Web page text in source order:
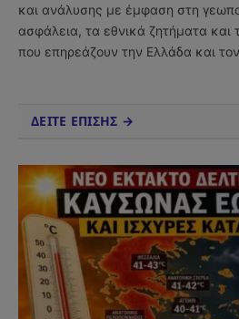
και ανάλυσης με έμφαση στη
ασφάλεια, τα εθνικά ζητήματα και
που επηρεάζουν την Ελλάδα και
ΔΕΙΤΕ ΕΠΙΣΗΣ →